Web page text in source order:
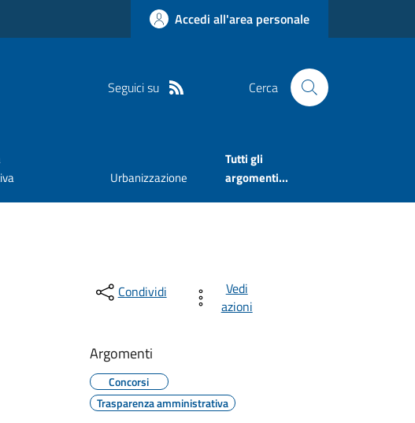
Accedi all'area personale
Seguici su Cerca
Urbanizzazione
Tutti gli
argomenti...
Condividi
Vedi
azioni
Argomenti
Concorsi
Trasparenza amministrativa